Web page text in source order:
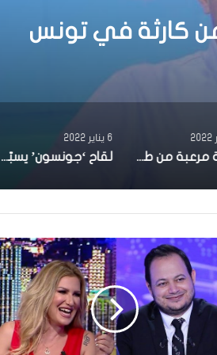
كارثة في تونس
تدوينة مرعبة من طبيب بمستشفى شارل نيكول
6 يناير 2022
لقاح ‘جونسون’ يسبّب جلطات قلبية؟ الهاشمي الوزير يوضّح